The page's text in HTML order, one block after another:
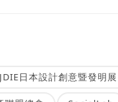
JDIE日本設計創意暨發明展